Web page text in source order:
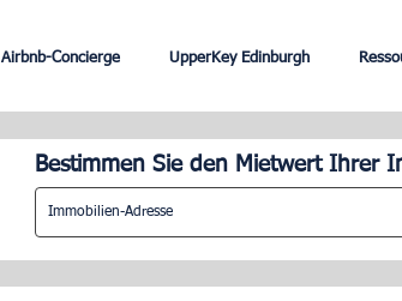
Airbnb-Concierge UpperKey Edinburgh
Bestimmen Sie den Mietwert Ihrer